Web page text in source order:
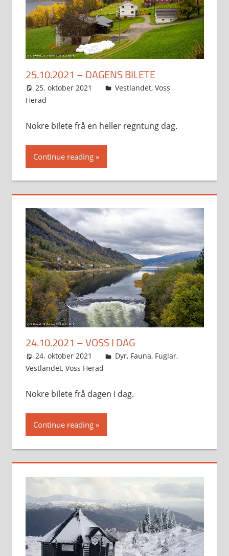
25.10.2021 – DAGENS BILETE
25. oktober 2021 Svein
Vestlandet, Voss
Herad
Nokre bilete frå en heller regntung dag.
Continue reading
24.10.2021 – VOSS I DAG
24. oktober 2021 Svein
Dyr, Fauna, Fuglar,
Vestlandet, Voss Herad
Nokre bilete frå dagen i dag.
Continue reading